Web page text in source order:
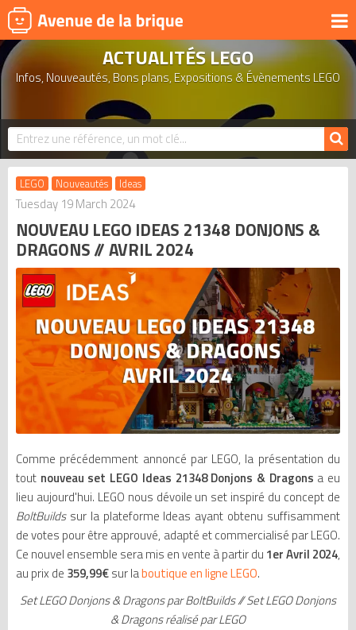
UNIVERS
PRODUITS DÉRIVÉS
NOUVEAUTÉS
LEGO 2026
BONS PLANS
ASSOCIATIONS DE FANS
EXPOSITIONS LEGO
LEGO LES PLUS CHERS
DERNIERS LEGO AJOUTÉS
ACTUALITÉS LEGO
Infos, Nouveautés, Bons plans, Expositions & Évènements LEGO
LEGO Nouveautés Ideas
Tuesday 19 March 2024
NOUVEAU LEGO IDEAS 21348 DONJONS &
DRAGONS // AVRIL 2024
Comme précédemment annoncé par LEGO, la présentation du
tout nouveau set LEGO Ideas 21348 Donjons & Dragons a eu
lieu aujourd'hui. LEGO nous dévoile un set inspiré du concept de
BoltBuildssur la plateforme Ideas ayant obtenu suffisamment
de votes pour être approuvé, adapté et commercialisé par LEGO.
Ce nouvel ensemble sera mis en vente à partir du 1er Avril 2024,
au prix de 359,99€sur laboutique en ligne LEGO.
Set LEGO Donjons & Dragons par BoltBuilds // Set LEGO Donjons
& Dragons réalisé par LEGO